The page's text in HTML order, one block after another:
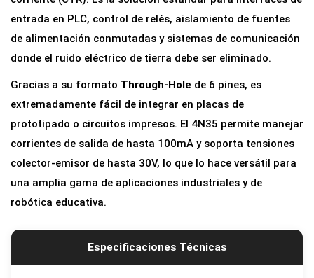
entrada en PLC, control de relés, aislamiento de fuentes
de alimentación conmutadas y sistemas de comunicación
donde el ruido eléctrico de tierra debe ser eliminado.
Gracias a su formato Through-Hole de 6 pines, es
extremadamente fácil de integrar en placas de
prototipado o circuitos impresos. El 4N35 permite manejar
corrientes de salida de hasta 100mA y soporta tensiones
colector-emisor de hasta 30V, lo que lo hace versátil para
una amplia gama de aplicaciones industriales y de
robótica educativa.
Especificaciones Técnicas